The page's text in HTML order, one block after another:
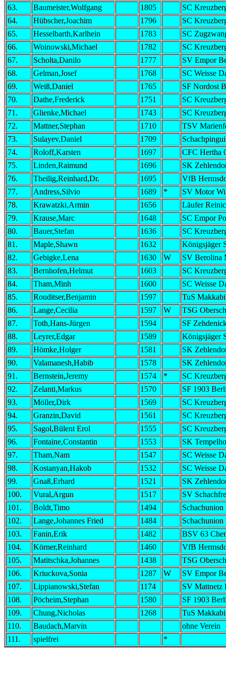
63.
Baumeister,Wolfgang 1805
SC
64.
Hübscher,Joachim 1796
SC
65.
Hesselbarth,Karlhein 1783
SC
66.
Woinowski,Michael 1782
SC
67.
Scholta,Danilo 1777
SV Empor
68.
Gelman,Josef 1768
SC Weisse
69.
Weiß,Daniel 1765
SF Nordost
70.
Dathe,Frederick 1751
SC
71.
Glienke,Michael 1743
SC
72.
Mattner,Stephan 1710
TSV
73.
Sulayev,Daniel 1709
74.
Roloff,Karsten 1697
CFC Hertha
75.
Linden,Raimund 1696
SK
76.
Theilig,Reinhard,Dr. 1695
VfB
77.
Andress,Silvio 1689 *
SV Motor
78.
Krawatzki,Armin 1656
Läufer
79.
Krause,Marc 1648
SC Empor
80.
Bauer,Stefan 1636
SC
81.
Maple,Shawn 1632
Königsjäger
82.
Gebigke,Lena 1630 W
SV Berolina
83.
Bernhofen,Helmut 1603
SC
84.
Tham,Minh 1600
SC Weisse
85.
Rouditser,Benjamin 1597
TuS
86.
Lange,Cecilia 1597 W
TSG
87.
Toth,Hans-Jürgen 1594
SF
88.
Leyrer,Edgar 1589
Königsjäger
89.
Hömke,Holger 1581
SK
90.
Valamanesh,Habib 1578
SK
91.
Bernstein,Jeremy 1574 *
SC
92.
Zelanti,Markus 1570
SF 1903
93.
Möller,Dirk 1569
SC
94.
Granzin,David 1561
SC
95.
Sagol,Bülent Erol 1555
SC
96.
Fontaine,Constantin 1553
SK
97.
Tham,Nam 1547
SC Weisse
98.
Kostanyan,Hakob 1532
SC Weisse
99.
Gnaß,Erhard 1521
SK
100.
Vural,Argun 1517
SV
101.
Boldt,Timo 1494
102.
Lange,Johannes Fried 1484
103.
Fanin,Erik 1482
BSV 63
104.
Körner,Reinhard 1460
VfB
105.
Matitschka,Johannes 1438
TSG
106.
Kriuckova,Sonia 1287 W
SV Empor
107.
Lippianowski,Stefan 1174
SV Mattnetz
108.
Pöcheim,Stephan 1580
SF 1903
109.
Chung,Nicholas 1268
TuS
110.
Baudach,Marvin
ohne Verein
111.
spielfrei *